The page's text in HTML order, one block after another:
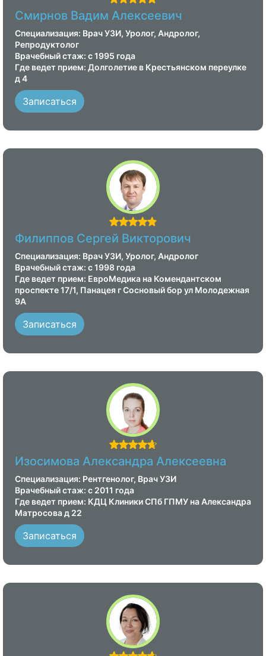
Смирнов Вадим Алексеевич
Специализация: Врач УЗИ, Уролог, Андролог,
Репродуктолог
Врачебный стаж: с 1995 года
Где ведет прием: Долголетие в Крестьянском переулке
д 4
Записаться
Филиппов Сергей Викторович
Специализация: Врач УЗИ, Уролог, Андролог
Врачебный стаж: с 1998 года
Где ведет прием: ЕвроМедика на Комендантском
проспекте 17/1, Панацея г Сосновый бор ул Молодежная
9А
Записаться
Изосимова Александра Алексеевна
Специализация: Рентгенолог, Врач УЗИ
Врачебный стаж: с 2011 года
Где ведет прием: КДЦ Клиники СПб ГПМУ на Александра
Матросова д 22
Записаться